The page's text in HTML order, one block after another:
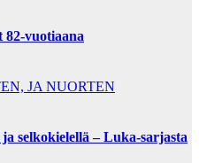
vuotiaana
JA NUORTEN
selkokielellä – Luka-sarjasta